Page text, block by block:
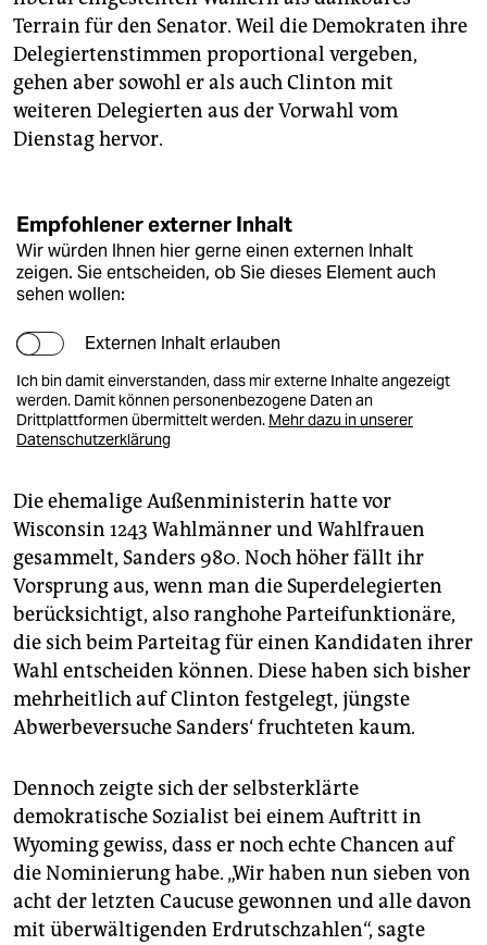
Terrain für den Senator. Weil die Demokraten ihre
Delegiertenstimmen proportional vergeben,
gehen aber sowohl er als auch Clinton mit
weiteren Delegierten aus der Vorwahl vom
Dienstag hervor.
Empfohlener externer Inhalt
Wir würden Ihnen hier gerne einen externen Inhalt
zeigen. Sie entscheiden, ob Sie dieses Element auch
sehen wollen:
Externen Inhalt erlauben
Ich bin damit einverstanden, dass mir externe Inhalte angezeigt
werden. Damit können personenbezogene Daten an
Drittplattformen übermittelt werden. Mehr dazu in unserer
Datenschutzerklärung
Die ehemalige Außenministerin hatte vor
Wisconsin 1243 Wahlmänner und Wahlfrauen
gesammelt, Sanders 980. Noch höher fällt ihr
Vorsprung aus, wenn man die Superdelegierten
berücksichtigt, also ranghohe Parteifunktionäre,
die sich beim Parteitag für einen Kandidaten ihrer
Wahl entscheiden können. Diese haben sich bisher
mehrheitlich auf Clinton festgelegt, jüngste
Abwerbeversuche Sanders‘ fruchteten kaum.
Dennoch zeigte sich der selbsterklärte
demokratische Sozialist bei einem Auftritt in
Wyoming gewiss, dass er noch echte Chancen auf
die Nominierung habe. „Wir haben nun sieben von
acht der letzten Caucuse gewonnen und alle davon
mit überwältigenden Erdrutschzahlen“, sagte